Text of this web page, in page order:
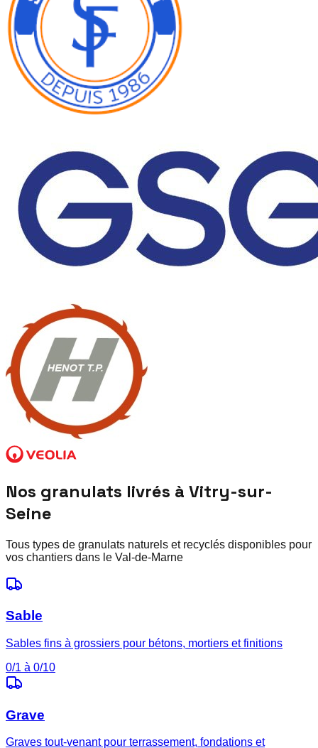
Nos granulats livrés à Vitry-sur-
Seine
Tous types de granulats naturels et recyclés disponibles pour
vos chantiers dans le Val-de-Marne
Sable
Sables fins à grossiers pour bétons, mortiers et finitions
0/1 à 0/10
Grave
Graves tout-venant pour terrassement, fondations et